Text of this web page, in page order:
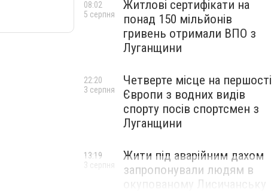
Житлові сертифікати на
понад 150 мільйонів
гривень отримали ВПО з
Луганщини
08:02
5 серпня
Четверте місце на першості
Європи з водних видів
спорту посів спортсмен з
Луганщини
22:20
3 серпня
Жити під аварійним дахом
запропонували людям в
окупованому Лисичанську
13:19
3 серпня